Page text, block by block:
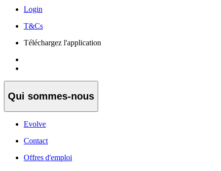
Login
T&Cs
Téléchargez l'application
Qui sommes-nous
Evolve
Contact
Offres d'emploi